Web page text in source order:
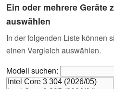
Ein oder mehrere Geräte
auswählen
In der folgenden Liste können
einen Vergleich auswählen.
Modell suchen: